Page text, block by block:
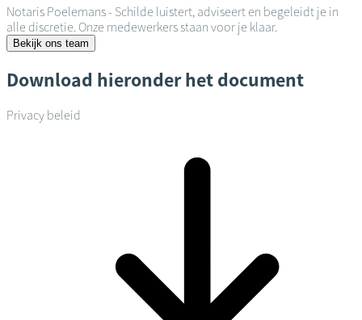
Notaris Poelemans - Schilde luistert, adviseert en begeleidt je in
alle discretie. Onze medewerkers staan voor je klaar.
Bekijk ons team
Download hieronder het document
Privacy beleid